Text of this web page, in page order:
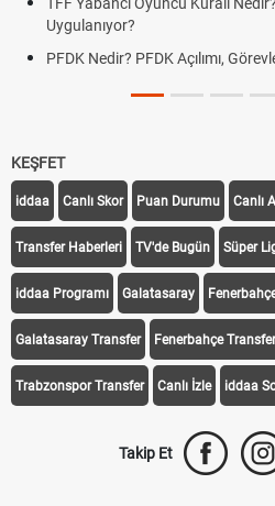
Uygulanıyor?
PFDK Nedir? PFDK Açılımı,
KEŞFET
iddaa Canlı Skor Puan Durumu Canlı
Transfer Haberleri TV'de Bugün Süper
iddaa Programı Galatasaray
Galatasaray Transfer Fenerbahçe Transfer
Trabzonspor Transfer Canlı İzle iddaa
Takip Et